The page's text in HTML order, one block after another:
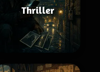
Thriller